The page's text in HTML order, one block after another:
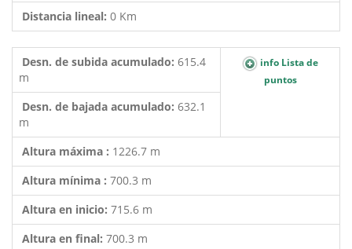
Distancia lineal: 0 Km
Desn. de subida acumulado: 615.4
m
info Lista de
puntos
Desn. de bajada acumulado: 632.1
m
Altura máxima : 1226.7 m
Altura mínima : 700.3 m
Altura en inicio: 715.6 m
Altura en final: 700.3 m